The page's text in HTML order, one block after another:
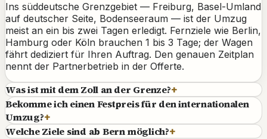
Ins süddeutsche Grenzgebiet — Freiburg, Basel-Umland
auf deutscher Seite, Bodenseeraum — ist der Umzug
meist an ein bis zwei Tagen erledigt. Fernziele wie Berlin,
Hamburg oder Köln brauchen 1 bis 3 Tage; der Wagen
fährt dediziert für Ihren Auftrag. Den genauen Zeitplan
nennt der Partnerbetrieb in der Offerte.
Was ist mit dem Zoll an der Grenze?+
Bekomme ich einen Festpreis für den internationalen
Umzug?+
Welche Ziele sind ab Bern möglich?+